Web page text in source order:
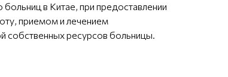
в Китае, при предоставлении
приемом и лечением
собственных ресурсов больницы.